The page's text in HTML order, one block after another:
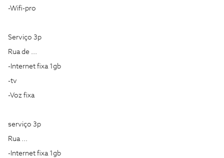
-Wifi-pro
Serviço 3p
Rua de ...
-Internet fixa 1gb
-tv
-Voz fixa
serviço 3p
Rua ...
-Internet fixa 1gb